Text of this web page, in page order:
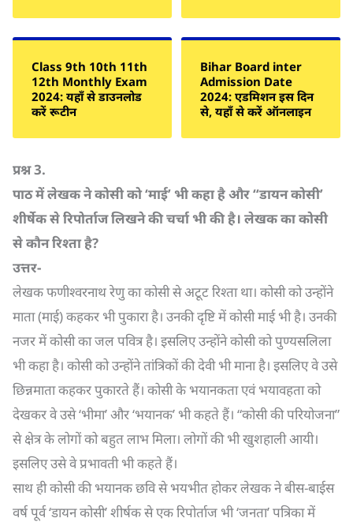
Class 9th 10th 11th
12th Monthly Exam
2024: यहाँ से डाउनलोड
करें रूटीन
Bihar Board inter
Admission Date
2024: एडमिशन इस दिन
से, यहाँ से करें ऑनलाइन
प्रश्न3.
पाठ में लेखक ने कोसी को ‘माई’ भी कहा है और “डायन कोसी’
शीर्षेक से रिपोर्ताज लिखने की चर्चा भी की है। लेखक का कोसी
से कौन रिश्ता है?
उत्तर-
लेखक फणीश्वरनाथ रेणु का कोसी से अटूट रिश्ता था। कोसी को उन्होंने
माता (माई) कहकर भी पुकारा है। उनकी दृष्टि में कोसी माई भी है। उनकी
नजर में कोसी का जल पवित्र है। इसलिए उन्होंने कोसी को पुण्यसलिला
भी कहा है। कोसी को उन्होंने तांत्रिकों की देवी भी माना है। इसलिए वे उसे
छिन्नमाता कहकर पुकारते हैं। कोसी के भयानकता एवं भयावहता को
देखकर वे उसे ‘भीमा’ और ‘भयानक’ भी कहते हैं। “कोसी की परियोजना”
से क्षेत्र के लोगों को बहुत लाभ मिला। लोगों की भी खुशहाली आयी।
इसलिए उसे वे प्रभावती भी कहते हैं।
साथ ही कोसी की भयानक छवि से भयभीत होकर लेखक ने बीस-बाईस
वर्ष पूर्व ‘डायन कोसी’ शीर्षक से एक रिपोर्ताज भी ‘जनता’ पत्रिका में